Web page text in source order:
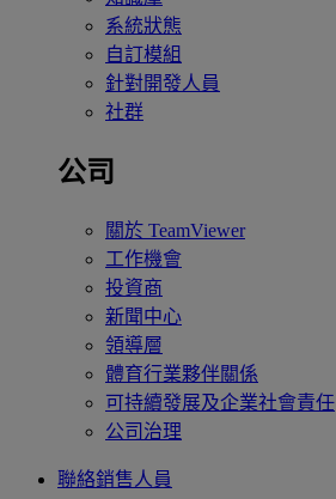
系統狀態
自訂模組
針對開發人員
社群
公司
關於 TeamViewer
工作機會
投資商
新聞中心
領導層
體育行業夥伴關係
可持續發展及企業社會責任
公司治理
聯絡銷售人員